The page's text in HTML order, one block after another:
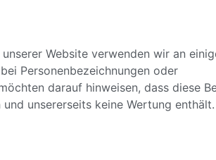
Website verwenden wir an
Personenbezeichnungen oder
darauf hinweisen, dass diese
unsererseits keine Wertung enthält.